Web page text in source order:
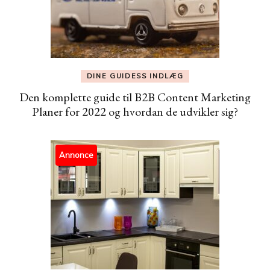
DINE GUIDESS INDLÆG
Den komplette guide til B2B Content Marketing
Planer for 2022 og hvordan de udvikler sig?
Annonce